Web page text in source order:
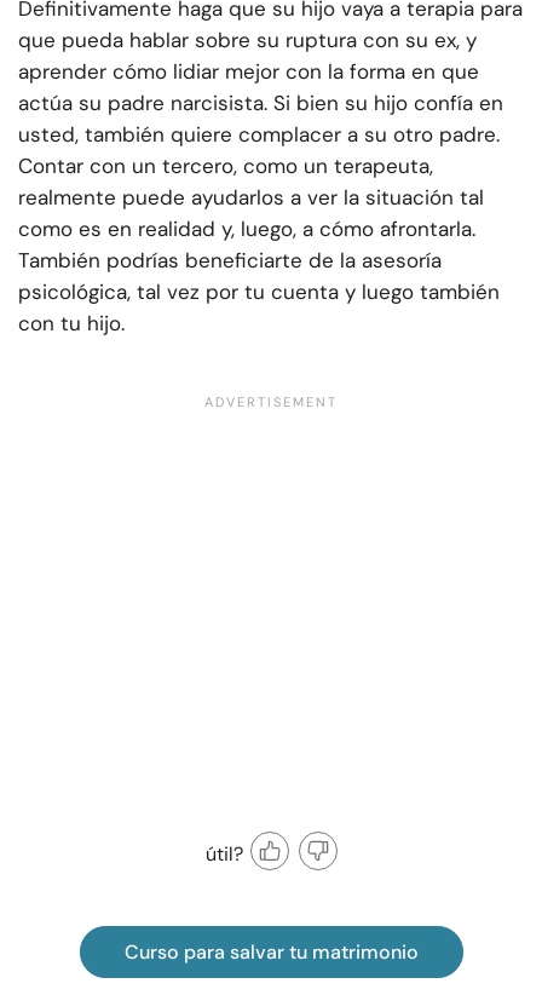
Definitivamente haga que su hijo vaya a terapia para
que pueda hablar sobre su ruptura con su ex, y
aprender cómo lidiar mejor con la forma en que
actúa su padre narcisista. Si bien su hijo confía en
usted, también quiere complacer a su otro padre.
Contar con un tercero, como un terapeuta,
realmente puede ayudarlos a ver la situación tal
como es en realidad y, luego, a cómo afrontarla.
También podrías beneficiarte de la asesoría
psicológica, tal vez por tu cuenta y luego también
con tu hijo.
útil?
Curso para salvar tu matrimonio